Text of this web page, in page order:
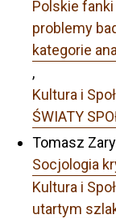
Polskie
problemy
kategorie
,
Kultura i
ŚWIATY
Tomasz
Socjologia
Kultura i
utartym